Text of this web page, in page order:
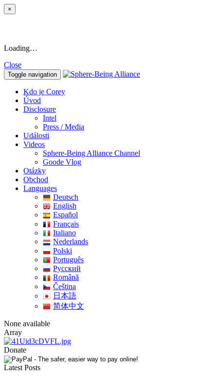
×
Loading…
Close
Toggle navigation
Kdo je Corey
Úvod
Disclosure
Intel
Press / Media
Události
Videos
Sphere-Being Alliance Channel
Goode Vlog
Otázky
Obchod
Languages
Deutsch
English
Español
Français
Italiano
Nederlands
Polski
Português
Pусский
Română
Čeština
日本語
简体中文
None available
Array
Donate
Latest Posts